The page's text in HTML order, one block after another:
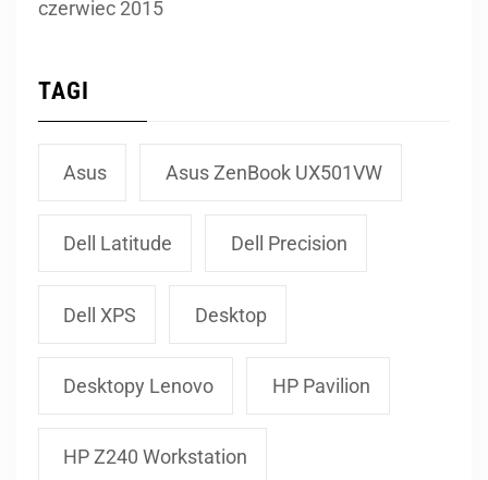
czerwiec 2015
TAGI
Asus Asus ZenBook UX501VW
Dell Latitude Dell Precision
Dell XPS Desktop
Desktopy Lenovo HP Pavilion
HP Z240 Workstation